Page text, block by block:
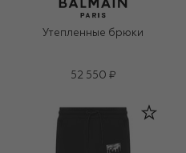
Утепленные брюки
52 550 ₽